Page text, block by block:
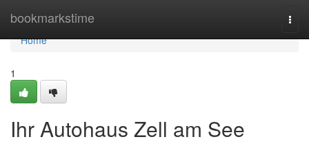
bookmarkstime
Home
Home
1
Ihr Autohaus Zell am See